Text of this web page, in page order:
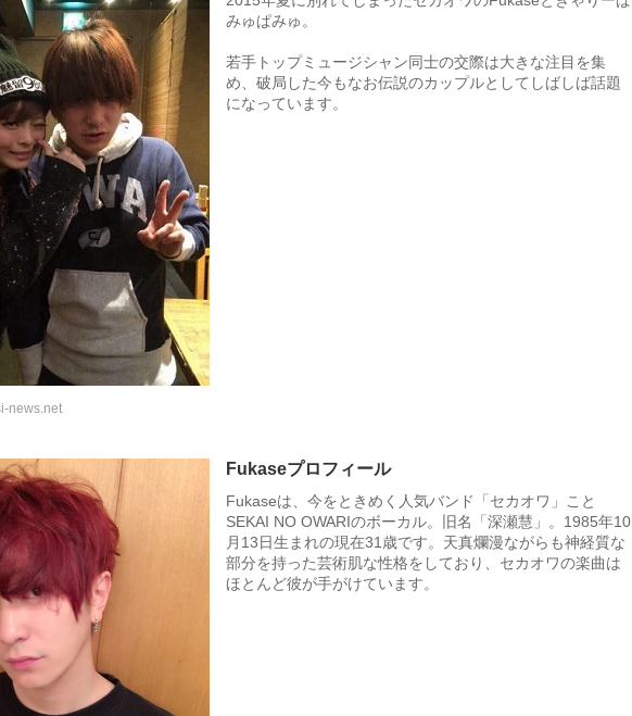
みゅぱみゅ。
若手トップミュージシャン同士の交際は大きな注目を集
め、破局した今もなお伝説のカップルとしてしばしば話題
になっています。
news.net
Fukaseプロフィール
Fukaseは、今をときめく人気バンド「セカオワ」こと
SEKAI NO OWARIのボーカル。旧名「深瀬慧」。1985年10
月13日生まれの現在31歳です。天真爛漫ながらも神経質な
部分を持った芸術肌な性格をしており、セカオワの楽曲は
ほとんど彼が手がけています。